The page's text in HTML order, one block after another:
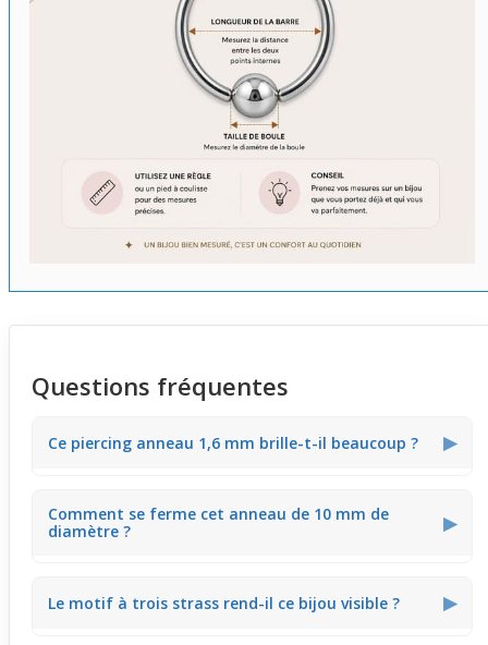
Questions fréquentes
Ce piercing anneau 1,6 mm brille-t-il beaucoup ? ▶
la lumière subtilement. Ce bijou apporte une touche
lumineuse sans être trop éclatant, idéal pour un style à
Comment se ferme cet anneau de 10 mm de
diamètre ?
▶
refermer grâce à sa finesse. Cela facilite la mise en place
Le motif à trois strass rend-il ce bijou visible ? ▶